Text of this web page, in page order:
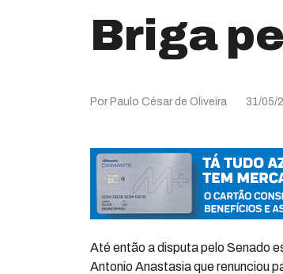
Briga
Por Paulo César de Oliveira 31/05/
Até então a disputa pelo Senado
Antonio Anastasia que renunciou